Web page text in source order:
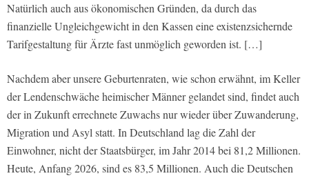
Natürlich auch aus ökonomischen Gründen, da durch das
finanzielle Ungleichgewicht in den Kassen eine existenzsichernde
Tarifgestaltung für Ärzte fast unmöglich geworden ist. […]
Nachdem aber unsere Geburtenraten, wie schon erwähnt, im Keller
der Lendenschwäche heimischer Männer gelandet sind, findet auch
der in Zukunft errechnete Zuwachs nur wieder über Zuwanderung,
Migration und Asyl statt. In Deutschland lag die Zahl der
Einwohner, nicht der Staatsbürger, im Jahr 2014 bei 81,2 Millionen.
Heute, Anfang 2026, sind es 83,5 Millionen. Auch die Deutschen